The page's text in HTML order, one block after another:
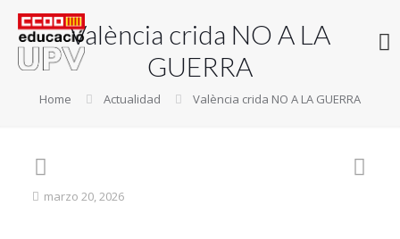
València crida NO A LA
GUERRA
Home Actualidad València crida NO A LA GUERRA
marzo 20, 2026